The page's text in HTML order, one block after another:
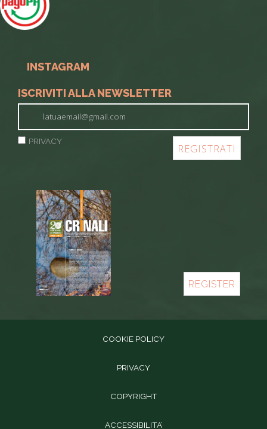
INSTAGRAM
ISCRIVITI ALLA NEWSLETTER
PRIVACY
REGISTER
COOKIE POLICY
PRIVACY
COPYRIGHT
ACCESSIBILITA’